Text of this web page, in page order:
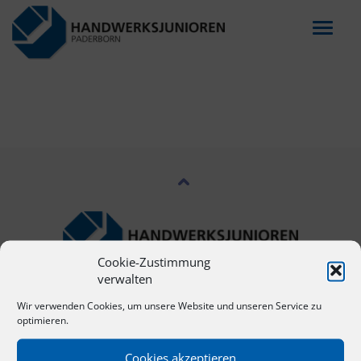
Cookie-Zustimmung
verwalten
Wir verwenden Cookies, um unsere Website und unseren Service zu
optimieren.
Cookies akzeptieren
Menu